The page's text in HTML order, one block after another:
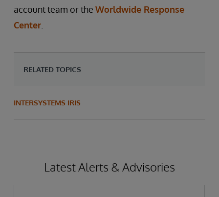
account team or the Worldwide Response
Center
RELATED TOPICS
INTERSYSTEMS IRIS
Latest Alerts & Advisories